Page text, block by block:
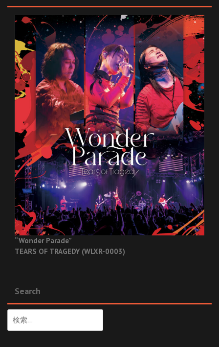
“Wonder Parade”
TEARS OF TRAGEDY (WLXR-0003)
Search
索: